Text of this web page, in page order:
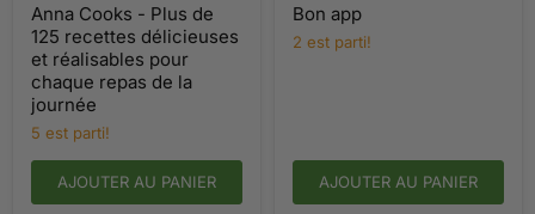
Plus
de
125
recettes
délicieuses
et
réalisables
pour
chaque
repas
de
Anna Cooks - Plus de
125 recettes délicieuses
et réalisables pour
chaque repas de la
journée
5 est parti!
AJOUTER AU PANIER
Bon app
2 est parti!
AJOUTER AU PANIER